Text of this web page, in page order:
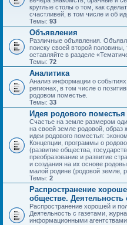
круглые столы о том, как
счастливей, в том числе и об
Темы: 93
Объявления
Различные объявления.
поиску своей второй половины,
оставляйте в разделе
Темы: 72
Аналитика
Анализ информации о
регионах, в том числе о
родовом поместье.
Темы: 33
Идея родового
Счастье на земле размером
на своей земле родовой, образ
идеи родового поместья:
Концепции, программы о
(развитие общества,
преобразование и развитие
и создания на их основе
малой родине (родовой земле,
Темы: 2
Распространение
обществе.
Распространение хорошей и
Деятельность с газетами,
информационными